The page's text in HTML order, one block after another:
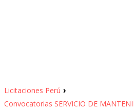
Licitaciones Perú ›
Convocatorias SERVICIO DE